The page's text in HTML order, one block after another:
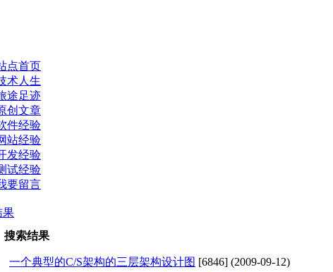
点首页
术人生
途足迹
创文章
件经验
站经验
发经验
试经验
要留言
果
搜索结果
一个典型的C/S架构的三层架构设计图 [6846] (2009-09-12)